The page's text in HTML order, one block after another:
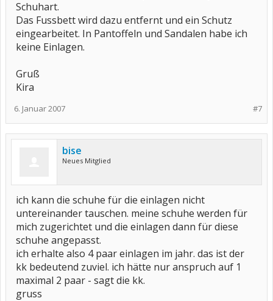
Schuhart.
Das Fussbett wird dazu entfernt und ein Schutz
eingearbeitet. In Pantoffeln und Sandalen habe ich
keine Einlagen.
Gruß
Kira
#7
6. Januar 2007
bise
Neues Mitglied
ich kann die schuhe für die einlagen nicht
untereinander tauschen. meine schuhe werden für
mich zugerichtet und die einlagen dann für diese
schuhe angepasst.
ich erhalte also 4 paar einlagen im jahr. das ist der
kk bedeutend zuviel. ich hätte nur anspruch auf 1
maximal 2 paar - sagt die kk.
gruss